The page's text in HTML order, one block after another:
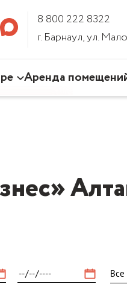
8 800 222 8322
г. Барнаул, ул.
Аренда